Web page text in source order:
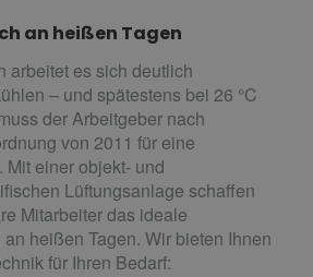
an heißen Tagen
arbeitet es sich deutlich
– und spätestens bei 26 °C
der Arbeitgeber nach
von 2011 für eine
einer objekt- und
Lüftungsanlage schaffen
Mitarbeiter das ideale
heißen Tagen. Wir bieten Ihnen
für Ihren Bedarf: